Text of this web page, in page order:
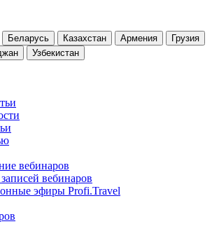
Беларусь Казахстан Армения
Грузия
Узбекистан
вебинаров
вебинаров
эфиры Profi.Travel